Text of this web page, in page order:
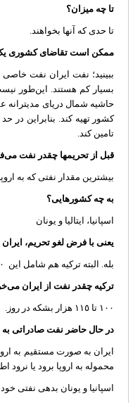
تا چه میزان؟
تا حدی که آنها بخواهند.
ممکن است تقاضای کشوری یک
ببینید؛ نفت ایران نفت
بسیار کم هستند. این‌طور
حاشیه شمال دریای
کشور تهیه کند. بنابراین در
تامین کند.
قبل از تحریمها چقدر نفت
بیشترین مقدار نفتی که به اروپا فروخته می‌شد
به چه کشورهایی؟
اسپانیا، ایتالیا و یونان
یعنی با فرض لغو تحریم،
بله. البته ترکیه هم شامل این
ترکیه چقدر نفت از ایران
١٠٠ تا ١١٥ هزار بشکه در روز.
در حال حاضر نفت صادراتی
ایران به صورت مستقیم به
محموله به اروپا برود یا
اسپانیا و یونان بدهی نفتی